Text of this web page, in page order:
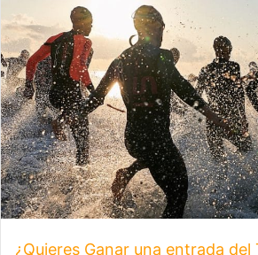
¿Quieres Ganar una entrada